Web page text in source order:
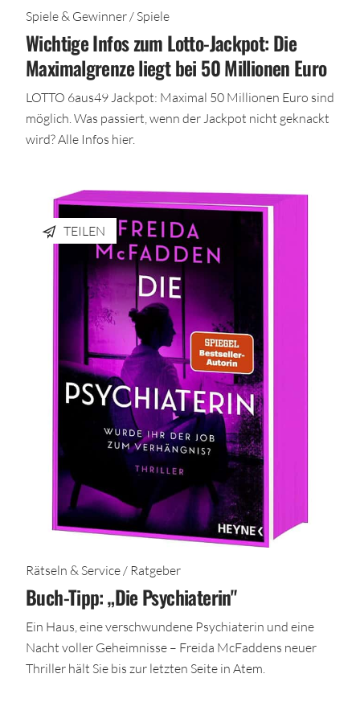
Spiele & Gewinner / Spiele
Wichtige Infos zum Lotto-Jackpot: Die
Maximalgrenze liegt bei 50 Millionen Euro
LOTTO 6aus49 Jackpot: Maximal 50 Millionen Euro sind
möglich. Was passiert, wenn der Jackpot nicht geknackt
wird? Alle Infos hier.
TEILEN
Rätseln & Service / Ratgeber
Buch-Tipp: „Die Psychiaterin"
Ein Haus, eine verschwundene Psychiaterin und eine
Nacht voller Geheimnisse – Freida McFaddens neuer
Thriller hält Sie bis zur letzten Seite in Atem.